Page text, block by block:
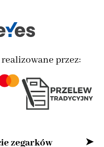
przez:
zegarków